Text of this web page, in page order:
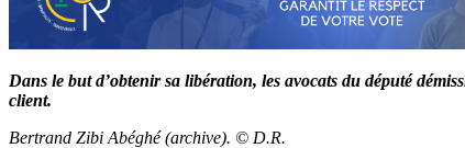
Dans le but d’obtenir sa libération, les avocats du député
client.
Bertrand Zibi Abéghé (archive). © D.R.